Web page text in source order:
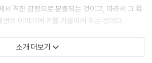
서 격한 감정으로 분출되는 것이고, 따라서 그 욕
의 이야기에 귀를 기울여야 하는 것이다.
담자들을 만나온 하니슈 박사는 사소한 것에 당
부분의 사람들이 보다 태연해지기 위해 노력한
소개 더보기